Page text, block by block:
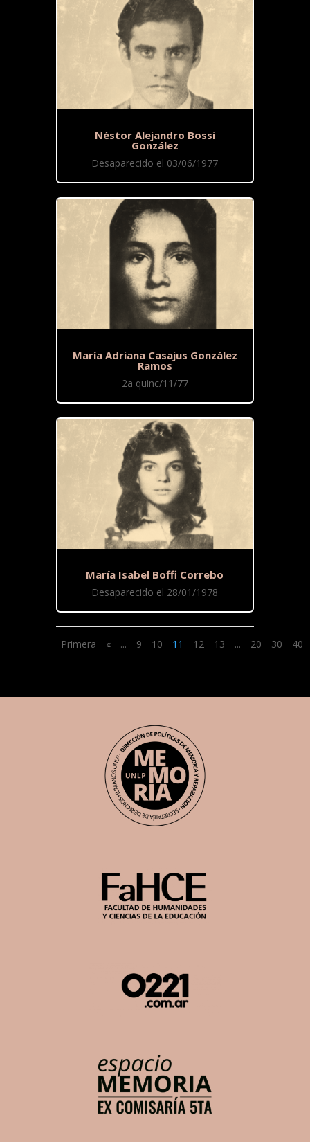
Néstor Alejandro Bossi
González
Desaparecido el 03/06/1977
María Adriana Casajus González
Ramos
2a quinc/11/77
María Isabel Boffi Correbo
Desaparecido el 28/01/1978
Primera « ... 9 10 11 12 13 ... 20 30 40